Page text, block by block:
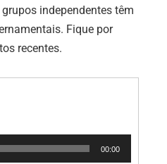
independentes têm
Fique por
recentes.
00:00